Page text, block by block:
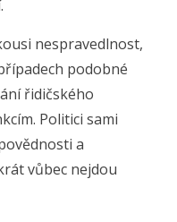
nespravedlnost,
podobné
řidičského
Politici sami
a
vůbec nejdou